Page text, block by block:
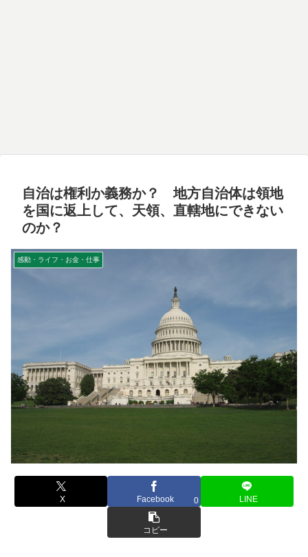
自治は権利か義務か？ 地方自治体は領地
を国に返上して、天領、直轄地にできない
のか？
感動・ライフ・お金・仕事
X Facebook 0 LINE
コピー